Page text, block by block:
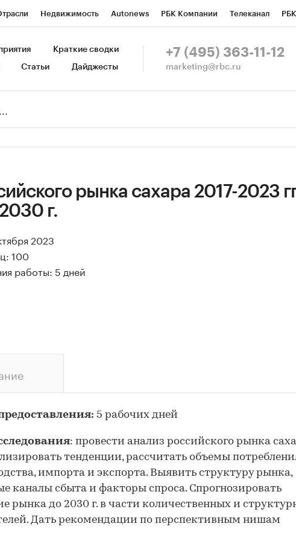
Недвижимость Autonews РБК Компании Телеканал
Спецпроекты СПб Конференции СПб Спецпроекты
Краткие сводки
Статьи Дайджесты
+7 (495) 363-11-12
marketing@rbc.ru
рынка сахара 2017-2023
г.
2023
100
работы: 5 дней
5 рабочих дней
: провести анализ российского рынка
тенденции, рассчитать объемы
импорта и экспорта. Выявить структуру рынка,
каналы сбыта и факторы спроса. Спрогнозировать
рынка до 2030 г. в части количественных и
Дать рекомендации по перспективным нишам